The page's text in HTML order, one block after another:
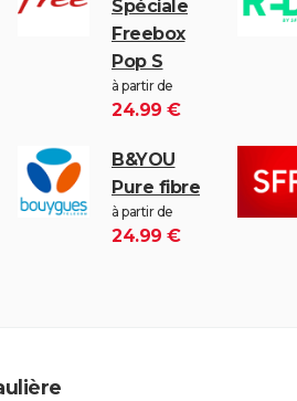
Spéciale
Freebox
Pop S
à partir de
24.99 €
B&YOU
Pure fibre
à partir de
24.99 €